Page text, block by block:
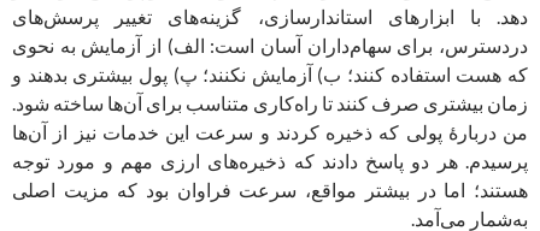
دهد. با ابزارهای استاندارسازی، گزینه‌های تغییر پرسش‌های
دردسترس، برای سهام‌داران آسان است: الف) از آزمایش به نحوی
که هست استفاده کنند؛ ب) آزمایش نکنند؛ پ) پول بیشتری بدهند و
زمان بیشتری صرف کنند تا راه‌کاری متناسب برای ‌آن‌ها ساخته شود.
من دربارۀ پولی که ذخیره کردند و سرعت این خدمات نیز از آن‌ها
پرسیدم. هر دو پاسخ دادند که ذخیر‌ه‌های ارزی مهم و مورد توجه
هستند؛ اما در بیشتر مواقع، سرعت فراوان بود که مزیت اصلی
به‌شمار می‌آمد.